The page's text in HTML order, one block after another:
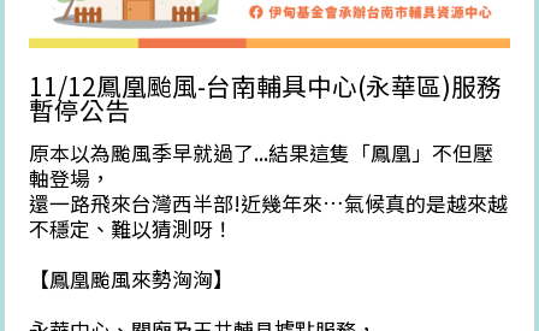
11/12鳳凰颱風-台南輔具中心(永華區)服務
暫停公告
原本以為颱風季早就過了...結果這隻「鳳凰」不但壓
軸登場，
還一路飛來台灣西半部!近幾年來…氣候真的是越來越
不穩定、難以猜測呀！
【鳳凰颱風來勢洶洶】